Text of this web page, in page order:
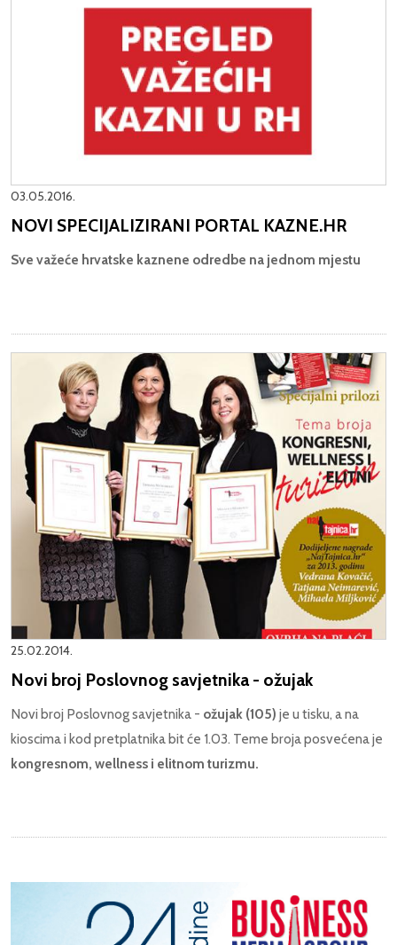
03.05.2016.
NOVI SPECIJALIZIRANI PORTAL KAZNE.HR
Sve važeće hrvatske kaznene odredbe na jednom mjestu
25.02.2014.
Novi broj Poslovnog savjetnika - ožujak
Novi broj Poslovnog savjetnika - ožujak (105) je u tisku, a na
kioscima i kod pretplatnika bit će 1.03. Teme broja posvećena je
kongresnom, wellness i elitnom turizmu.